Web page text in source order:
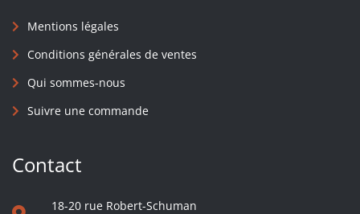
Mentions légales
Conditions générales de ventes
Qui sommes-nous
Suivre une commande
Contact
18-20 rue Robert-Schuman